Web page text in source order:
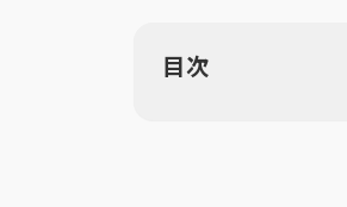
目次